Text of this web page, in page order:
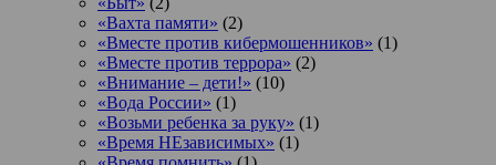
«Вахта памяти» (2)
«Вместе против кибермошенников» (1)
«Вместе против террора» (2)
«Внимание – дети!» (10)
«Вода России» (1)
«Возьми ребенка за руку» (1)
«Время НЕзависимых» (1)